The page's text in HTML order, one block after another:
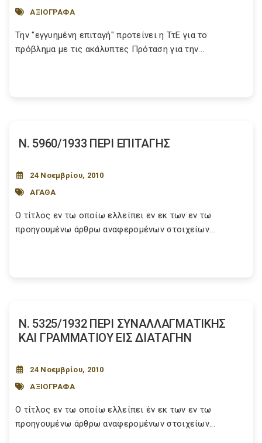
ΑΞΙΟΓΡΑΦΑ
Την "εγγυημένη επιταγή" προτείνει η ΤτΕ για το
πρόβλημα με τις ακάλυπτες Πρόταση για την...
Ν. 5960/1933 ΠΕΡΙ ΕΠΙΤΑΓΗΣ
24 Νοεμβρίου, 2010
ΑΓΑΘΑ
Ο τίτλος εν τω οποίω ελλείπει εν εκ των εν τω
προηγουμένω άρθρω αναφερομένων στοιχείων...
Ν. 5325/1932 ΠΕΡΙ ΣΥΝΑΛΛΑΓΜΑΤΙΚΗΣ
ΚΑΙ ΓΡΑΜΜΑΤΙΟΥ ΕΙΣ ΔΙΑΤΑΓΗΝ
24 Νοεμβρίου, 2010
ΑΞΙΟΓΡΑΦΑ
Ο τίτλος εν τω οποίω ελλείπει έν εκ των εν τω
προηγουμένω άρθρω αναφερομένων στοιχείων...